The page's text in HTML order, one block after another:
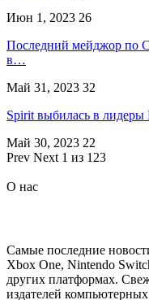
Июн 1, 2023 26
Последний мейджор по
в…
Май 31, 2023 32
Spirit выбилась в
Май 30, 2023 22
Prev Next 1 из 123
О нас
Самые последние
Xbox One, Nintendo
других платформах.
издателей